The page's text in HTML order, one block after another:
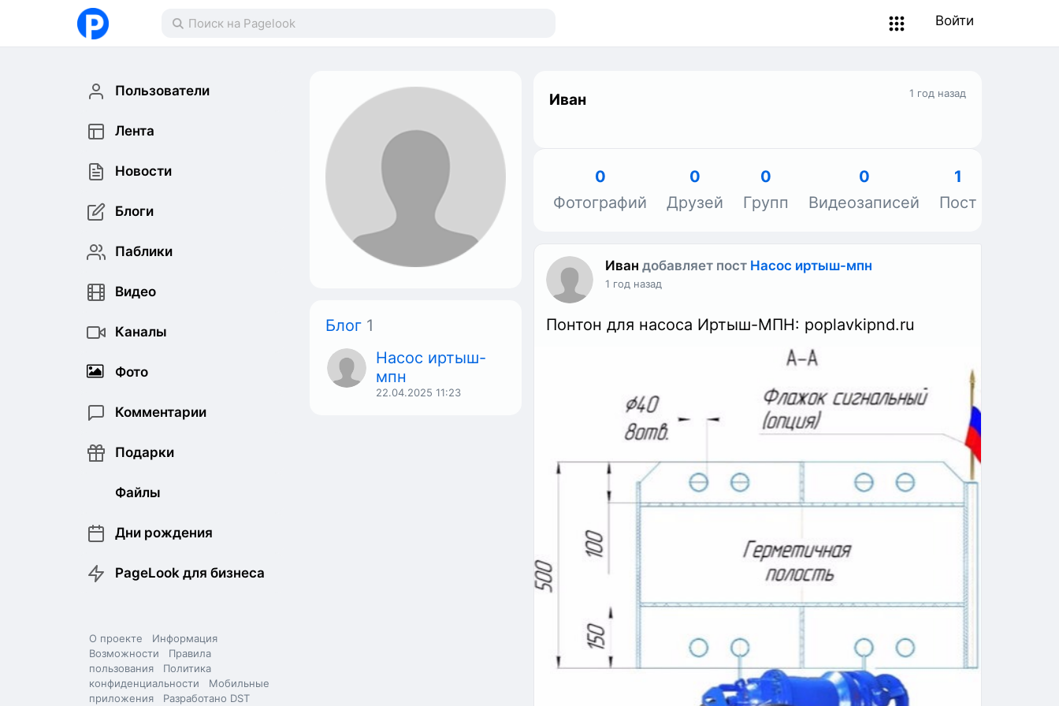
Войти
Пользователи
Лента
Новости
Блоги
Паблики
Видео
Каналы
Фото
Комментарии
Подарки
Файлы
Дни рождения
PageLook для бизнеса
О проекте
Информация
Возможности
Правила
пользования
Политика
конфиденциальности
Мобильные
приложения
Разработано DST
Блог 1
Насос иртыш-
мпн
22.04.2025 11:23
1 год назад
Иван
0
Фотографий
0
Друзей
0
Групп
0
Видеозаписей
1
Пост
Иван добавляет пост Насос иртыш-мпн
1 год назад
Понтон для насоса Иртыш-МПН: poplavkipnd.ru